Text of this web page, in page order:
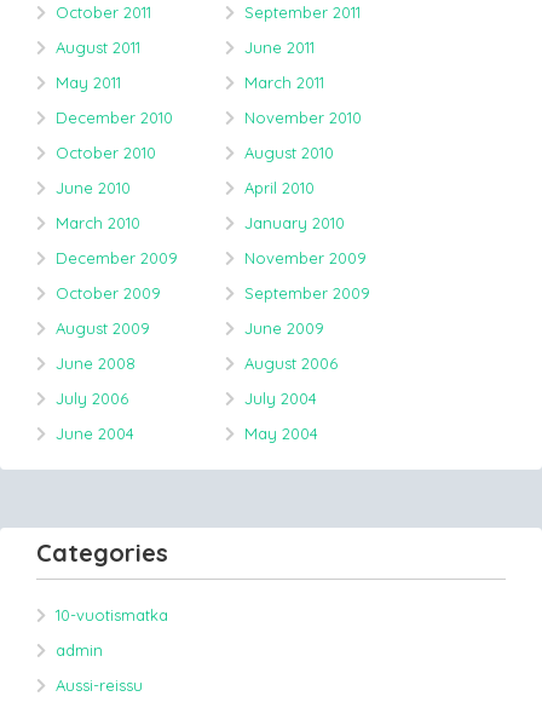
October 2011
September 2011
August 2011
June 2011
May 2011
March 2011
December 2010
November 2010
October 2010
August 2010
June 2010
April 2010
March 2010
January 2010
December 2009
November 2009
October 2009
September 2009
August 2009
June 2009
June 2008
August 2006
July 2006
July 2004
June 2004
May 2004
Categories
10-vuotismatka
admin
Aussi-reissu